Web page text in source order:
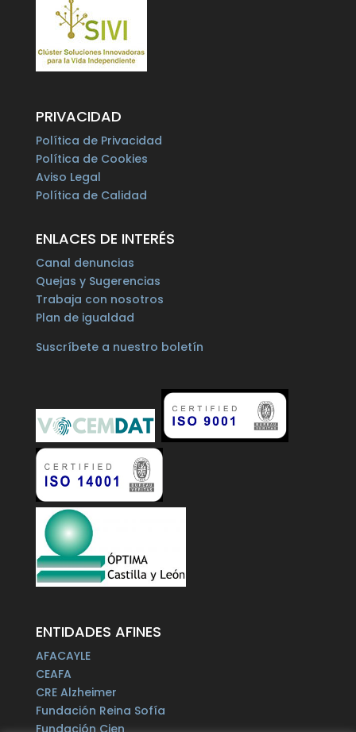
PRIVACIDAD
Política de Privacidad
Política de Cookies
Aviso Legal
Política de Calidad
ENLACES DE INTERÉS
Canal denuncias
Quejas y Sugerencias
Trabaja con nosotros
Plan de igualdad
Suscríbete a nuestro boletín
ENTIDADES AFINES
AFACAYLE
CEAFA
CRE Alzheimer
Fundación Reina Sofía
Fundación Cien